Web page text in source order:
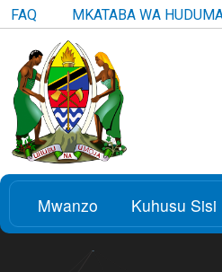
FAQ MKATABA WA
Mwanzo Kuhusu Sisi